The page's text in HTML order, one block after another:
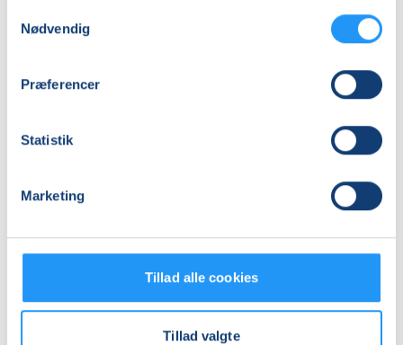
Nødvendig
Præferencer
Statistik
Marketing
Tillad alle cookies
Tillad valgte
man. 04.01.2027, 19.00